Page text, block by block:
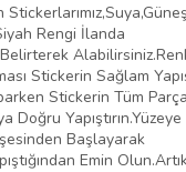
Rengi İlanda
Belirterek
Stickerin Sağlam
Stickerin Tüm
Yapıştırın.Yüzeye
Başlayarak
Emin